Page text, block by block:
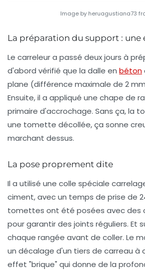
Image by heruagustiana73
La préparation du support : une
Le carreleur a passé deux jours à
d'abord vérifié que la dalle en béton
plane (différence maximale de 2
Ensuite, il a appliqué une chape de
primaire d'accrochage. Sans ça, la
une tomette décollée, ça sonne
marchant dessus.
La pose proprement dite
Il a utilisé une colle spéciale
ciment, avec un temps de prise de
tomettes ont été posées avec des
pour garantir des joints réguliers. Et
chaque rangée avant de coller. Le
un décalage d'un tiers de carreau à
effet "brique" qui donne de la